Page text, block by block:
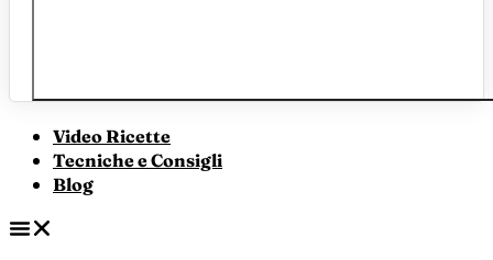
Video Ricette
Tecniche e Consigli
Blog